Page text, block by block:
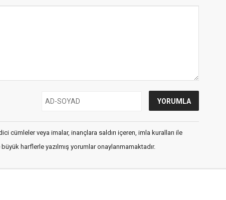
cümleler veya imalar, inançlara saldırı içeren, imla kuralları ile
harflerle yazılmış yorumlar onaylanmamaktadır.